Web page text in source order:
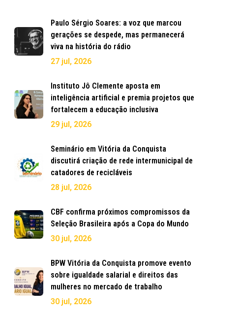
Paulo Sérgio Soares: a voz que marcou
gerações se despede, mas permanecerá
viva na história do rádio
27 jul, 2026
Instituto Jô Clemente aposta em
inteligência artificial e premia projetos que
fortalecem a educação inclusiva
29 jul, 2026
Seminário em Vitória da Conquista
discutirá criação de rede intermunicipal de
catadores de recicláveis
28 jul, 2026
CBF confirma próximos compromissos da
Seleção Brasileira após a Copa do Mundo
30 jul, 2026
BPW Vitória da Conquista promove evento
sobre igualdade salarial e direitos das
mulheres no mercado de trabalho
30 jul, 2026